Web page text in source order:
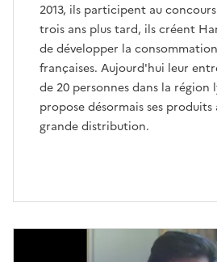
2013, ils participent au
trois ans plus tard, ils créent
de développer la
françaises. Aujourd'hui leur
de 20 personnes dans la région
propose désormais ses
grande distribution.